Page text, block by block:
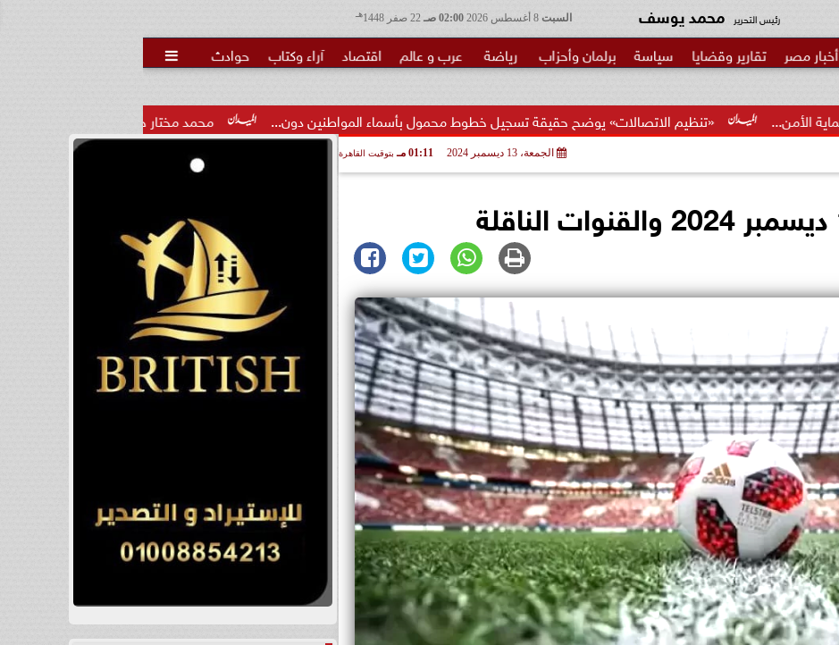
السبت 02:00 صـ هـ رئيس التحرير محمد يوسف
أخبار مصر تقارير وقضايا سياسة برلمان وأحزاب رياضة عرب و عالم اقتصاد آراء وكتاب حوادث 
محمد مختار جمعة: بدل البطالة يجب ألا يتحول لمنحة «تنظيم الاتصالات» يوضح حقيقة تسجيل خطوط محمول بأسماء المواطنين دون...
الجمعة، 13 ديسمبر 2024 01:11 مـ بتوقيت القاهرة